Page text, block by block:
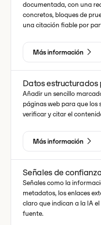
documentada, con una
concretos, bloques de
una citación fiable por
Más información
Datos estructurados
Añadir un sencillo
páginas web para que los
verificar y citar el
Más información
Señales de
Señales como la
metadatos, los enlaces
claro que indican a la IA
fuente.